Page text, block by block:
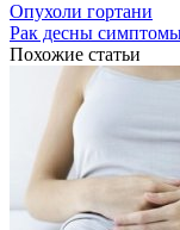
Опухоли гортани
Рак десны
Похожие статьи